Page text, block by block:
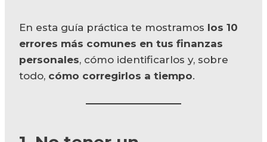
En esta guía práctica te mostramos los 10
errores más comunes en tus finanzas
personales, cómo identificarlos y, sobre
todo, cómo corregirlos a tiempo.